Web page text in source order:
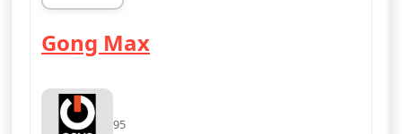
fin 21h00
Gong Max— Gong Max
95